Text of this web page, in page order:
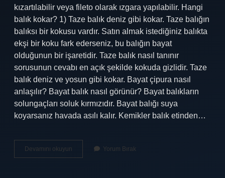
kızartılabilir veya fileto olarak ızgara yapılabilir. Hangi
balık kokar? 1) Taze balık deniz gibi kokar. Taze balığın
balıksı bir kokusu vardır. Satın almak istediğiniz balıkta
ekşi bir koku fark ederseniz, bu balığın bayat
olduğunun bir işaretidir. Taze balık nasıl tanınır
sorusunun cevabı en açık şekilde kokuda gizlidir. Taze
balık deniz ve yosun gibi kokar. Bayat çipura nasıl
anlaşılır? Bayat balık nasıl görünür? Bayat balıkların
solungaçları soluk kırmızıdır. Bayat balığı suya
koyarsanız havada asılı kalır. Kemikler balık etinden…
Devamını okuyun
Kokar
Yorum Bırak